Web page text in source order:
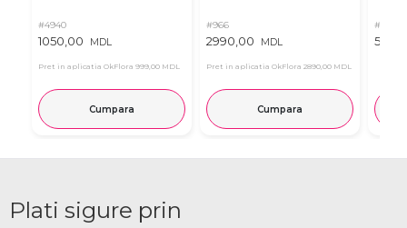
#4940
1050,00 MDL
Pret in aplicatia OkFlora 999,00 MDL
Cumpara
#966
2990,00 MDL
Pret in aplicatia OkFlora 2890,00 MDL
Cumpara
#11
Plati sigure prin